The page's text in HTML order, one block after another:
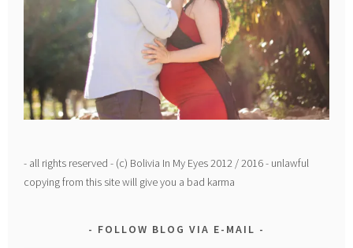
- all rights reserved - (c) Bolivia In My Eyes 2012 / 2016 - unlawful
copying from this site will give you a bad karma
FOLLOW BLOG VIA E-MAIL